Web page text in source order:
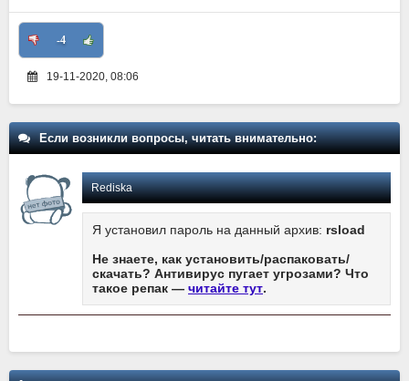
-4
19-11-2020, 08:06
Если возникли вопросы, читать внимательно:
Rediska
Я установил пароль на данный архив: rsload
Не знаете, как установить/распаковать/
скачать? Антивирус пугает угрозами? Что
такое репак — читайте тут.